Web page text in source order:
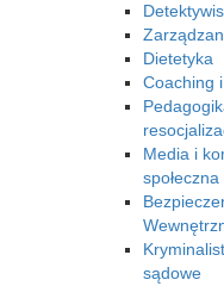
Dietetyka
Coaching
Media i
społeczna
sądowe